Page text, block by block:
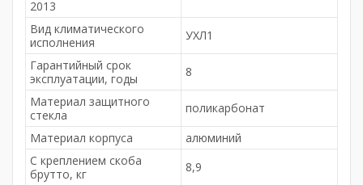
2013
Вид климатического
исполнения
УХЛ1
Гарантийный срок
эксплуатации, годы
8
Материал защитного
стекла
поликарбонат
Материал корпуса
алюминий
С креплением скоба
брутто, кг
8,9